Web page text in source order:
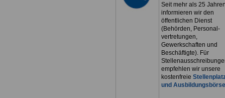
Seit mehr als 25
informieren wir den
öffentlichen Dienst
(Behörden, Personal-
vertretungen,
Gewerkschaften und
Beschäftigte). Für
empfehlen wir unsere
kostenfreie
und Ausbildungsbörse